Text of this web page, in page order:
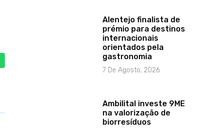
Alentejo finalista de
prémio para destinos
internacionais
orientados pela
gastronomia
7 De Agosto, 2026
Ambilital investe 9ME
na valorização de
biorresíduos